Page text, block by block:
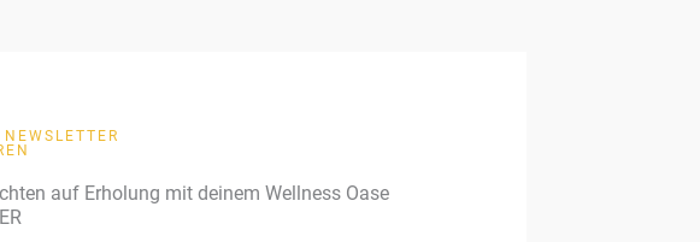
auf Erholung mit deinem Wellness Oase